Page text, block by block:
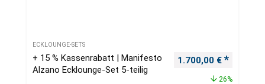
ECKLOUNGE-SETS
+ 15 % Kassenrabatt | Manifesto
Alzano Ecklounge-Set 5-teilig
Ursprünglicher
1.700,00 €
26%